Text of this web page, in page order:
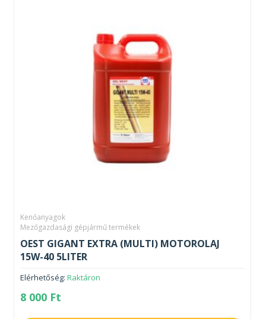
Kenőanyagok
Mezőgazdasági gépjármű termékek
OEST GIGANT EXTRA (MULTI) MOTOROLAJ
15W-40 5LITER
Elérhetőség: Raktáron
8 000 Ft